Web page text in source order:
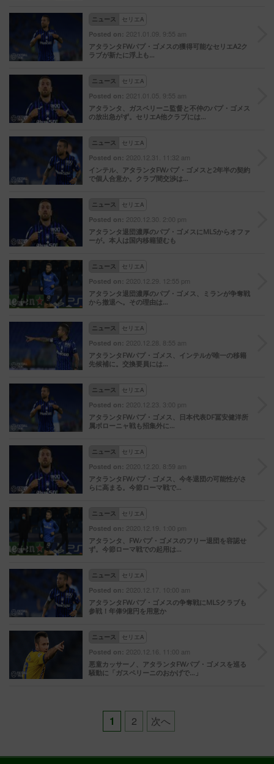
ニュース セリエA
Posted on: 2021.01.09. 9:55 am
アタランタFWパプ・ゴメスの獲得可能なセリエA2ク
ラブが新たに浮上も…
ニュース セリエA
Posted on: 2021.01.05. 9:55 am
アタランタ、ガスペリーニ監督と不仲のパプ・ゴメス
の放出急がず。セリエA他クラブには…
ニュース セリエA
Posted on: 2020.12.31. 11:32 am
インテル、アタランタFWパプ・ゴメスと2年半の契約
で個人合意か。クラブ間交渉は…
ニュース セリエA
Posted on: 2020.12.30. 2:00 pm
アタランタ退団濃厚のパプ・ゴメスにMLSからオファ
ーが。本人は国内移籍望むも
ニュース セリエA
Posted on: 2020.12.29. 12:55 pm
アタランタ退団濃厚のパプ・ゴメス、ミランが争奪戦
から撤退へ。その理由は…
ニュース セリエA
Posted on: 2020.12.28. 8:55 am
アタランタFWパプ・ゴメス、インテルが唯一の移籍
先候補に。交換要員には…
ニュース セリエA
Posted on: 2020.12.23. 3:00 pm
アタランタFWパプ・ゴメス、日本代表DF冨安健洋所
属ボローニャ戦も招集外に…
ニュース セリエA
Posted on: 2020.12.20. 8:59 am
アタランタFWパプ・ゴメス、今冬退団の可能性がさ
らに高まる。今節ローマ戦で…
ニュース セリエA
Posted on: 2020.12.19. 1:00 pm
アタランタ、FWパプ・ゴメスのフリー退団を容認せ
ず。今節ローマ戦での起用は…
ニュース セリエA
Posted on: 2020.12.17. 10:00 am
アタランタFWパプ・ゴメスの争奪戦にMLSクラブも
参戦！年俸9億円を用意か
ニュース セリエA
Posted on: 2020.12.16. 11:00 am
悪童カッサーノ、アタランタFWパプ・ゴメスを巡る
騒動に「ガスペリーニのおかげで…」
Posts
pagination
1 2 次へ